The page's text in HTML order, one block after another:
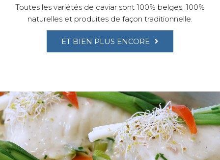
Toutes les variétés de caviar sont 100% belges, 100%
naturelles et produites de façon traditionnelle.
ET BIEN PLUS ENCORE